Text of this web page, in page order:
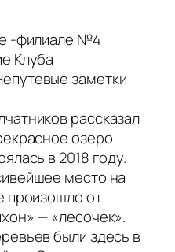
-филиале №4
Клуба
заметки
рассказал
озеро
в 2018 году.
место на
произошло от
— «лесочек».
были здесь в